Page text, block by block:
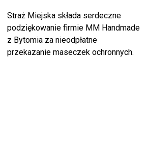
Straż Miejska składa serdeczne
podziękowanie firmie MM Handmade
z Bytomia za nieodpłatne
przekazanie maseczek ochronnych.